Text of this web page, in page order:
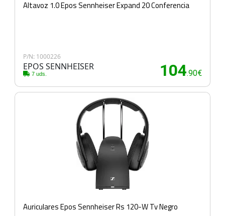
Altavoz 1.0 Epos Sennheiser Expand 20 Conferencia
P/N: 1000226
EPOS SENNHEISER
7 uds. 104.90€
Auriculares Epos Sennheiser Rs 120-W Tv Negro